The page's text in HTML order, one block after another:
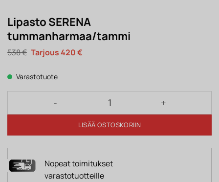
Lipasto SERENA
tummanharmaa/tammi
538€ Alkuperäinen
hinta
538 €.
420€Nykyinen
Varastotuote
Lipasto SERENA tummanharmaa/tammi määrä
LISÄÄ OSTOSKORIIN
Nopeat toimitukset
varastotuotteille